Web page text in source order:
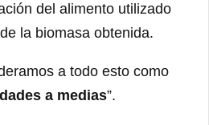
del alimento utilizado
la biomasa obtenida.
a todo esto como
a medias”.